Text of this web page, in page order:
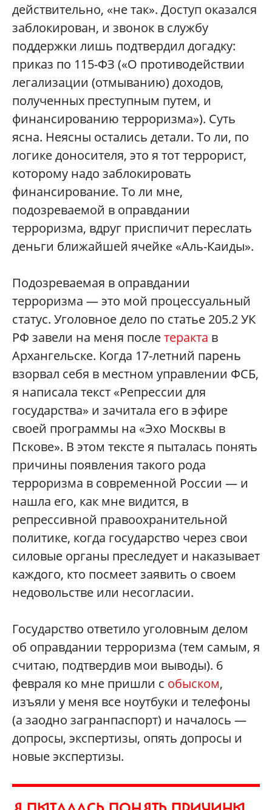
действительно, «не так». Доступ оказался
заблокирован, и звонок в службу
поддержки лишь подтвердил догадку:
приказ по 115-ФЗ («О противодействии
легализации (отмыванию) доходов,
полученных преступным путем, и
финансированию терроризма»). Суть
ясна. Неясны остались детали. То ли, по
логике доносителя, это я тот террорист,
которому надо заблокировать
финансирование. То ли мне,
подозреваемой в оправдании
терроризма, вдруг приспичит переслать
деньги ближайшей ячейке «Аль-Каиды».
Подозреваемая в оправдании
терроризма — это мой процессуальный
статус. Уголовное дело по статье 205.2 УК
РФ завели на меня послетеракта в
Архангельске. Когда 17-летний парень
взорвал себя в местном управлении ФСБ,
я написала текст «Репрессии для
государства» и зачитала его в эфире
своей программы на «Эхо Москвы в
Пскове». В этом тексте я пыталась понять
причины появления такого рода
терроризма в современной России — и
нашла его, как мне видится, в
репрессивной правоохранительной
политике, когда государство через свои
силовые органы преследует и наказывает
каждого, кто посмеет заявить о своем
недовольстве или несогласии.
Государство ответило уголовным делом
об оправдании терроризма (тем самым, я
считаю, подтвердив мои выводы). 6
февраля ко мне пришли с обыском,
изъяли у меня все ноутбуки и телефоны
(а заодно загранпаспорт) и началось —
допросы, экспертизы, опять допросы и
новые экспертизы.